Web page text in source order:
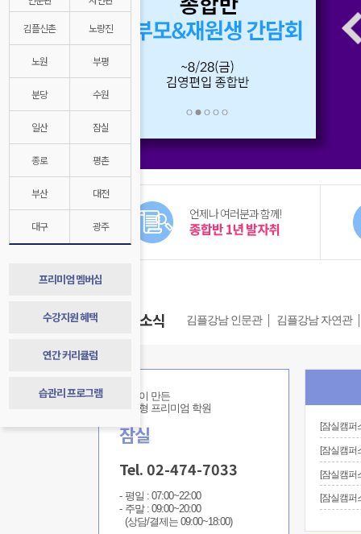
김플신촌 노량진
노원 부평
분당 수원
일산 잠실
종로 평촌
부산 대전
대구 광주
프리미엄 멤버십
수강지원 혜택
연간 커리큘럼
습관리 프로그램
Prev
1 2 3 4 5
언제나 여러분과 함께!
종합반 1년 발자취
캠퍼스 소식 김플강남 인문관 김플강남 자연관
김영이 만든
관리형 프리미엄 학원
잠실
Tel. 02-474-7033
평일 : 07:00~22:00
주말 : 09:00~20:00
(상담/결제는 09:00~18:00)
[잠실캠퍼
[잠실캠퍼